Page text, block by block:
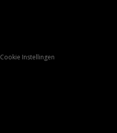
Cookie Instellingen